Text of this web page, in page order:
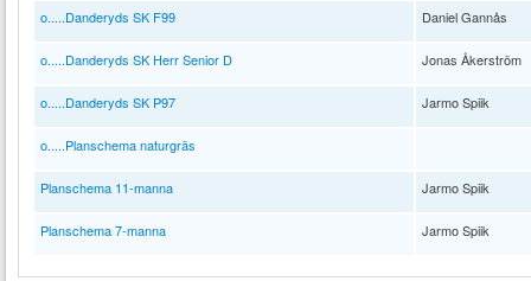
o.....Danderyds SK F99 Daniel Gannås
o.....Danderyds SK Herr Senior D Jonas Åkerström
o.....Danderyds SK P97 Jarmo Spiik
o.....Planschema naturgräs
Planschema 11-manna Jarmo Spiik
Planschema 7-manna Jarmo Spiik